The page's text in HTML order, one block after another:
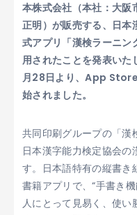
本株式会社（本社：大阪
正明）が販売する、日本
式アプリ「漢検ラーニン
用されたことを発表いた
月28日より、App
始されました。
共同印刷グループの「漢
日本漢字能力検定協会
す。日本語特有の縦書き
書籍アプリで、“手書き
人にとって見易く、使い